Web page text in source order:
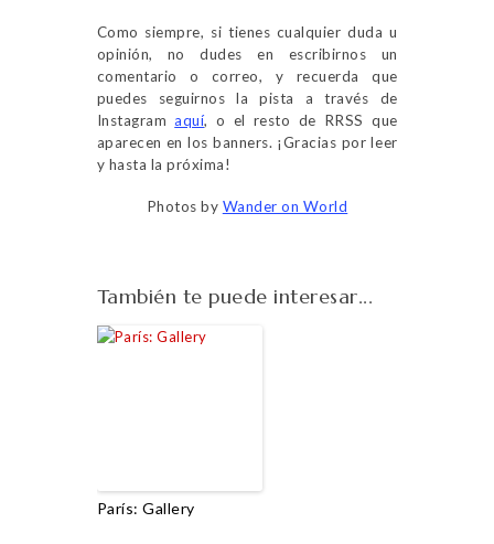
Como siempre, si tienes cualquier duda u
opinión, no dudes en escribirnos un
comentario o correo, y recuerda que
puedes seguirnos la pista a través de
Instagramaquí, o el resto de RRSS que
aparecen en los banners. ¡Gracias por leer
y hasta la próxima!
Photos by Wander on World
También te puede interesar...
París: Gallery